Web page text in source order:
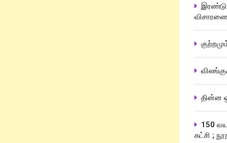
இரண்டு
தின்ன
150
கட்சி ;